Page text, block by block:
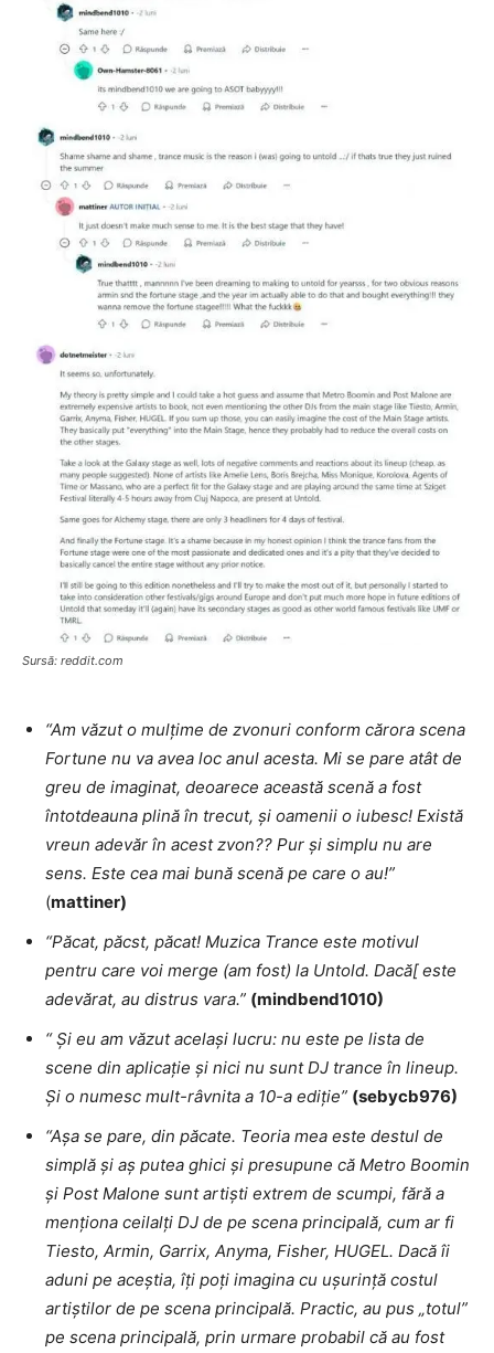
Sursă: reddit.com
“Am văzut o mulțime de zvonuri conform cărora scena
Fortune nu va avea loc anul acesta. Mi se pare atât de
greu de imaginat, deoarece această scenă a fost
întotdeauna plină în trecut, și oamenii o iubesc! Există
vreun adevăr în acest zvon?? Pur și simplu nu are
sens. Este cea mai bună scenă pe care o au!”
(mattiner)
“Păcat, păcst, păcat! Muzica Trance este motivul
pentru care voi merge (am fost) la Untold. Dacă[ este
adevărat, au distrus vara.” (mindbend1010)
“ Și eu am văzut același lucru: nu este pe lista de
scene din aplicație și nici nu sunt DJ trance în lineup.
Și o numesc mult-râvnita a 10-a ediție” (sebycb976)
“Așa se pare, din păcate. Teoria mea este destul de
simplă și aș putea ghici și presupune că Metro Boomin
și Post Malone sunt artiști extrem de scumpi, fără a
menționa ceilalți DJ de pe scena principală, cum ar fi
Tiesto, Armin, Garrix, Anyma, Fisher, HUGEL. Dacă îi
aduni pe aceștia, îți poți imagina cu ușurință costul
artiștilor de pe scena principală. Practic, au pus „totul”
pe scena principală, prin urmare probabil că au fost